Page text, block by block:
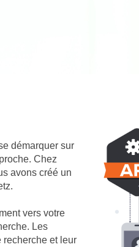
démarquer sur
Chez
avons créé un
vers votre
Les
recherche et leur